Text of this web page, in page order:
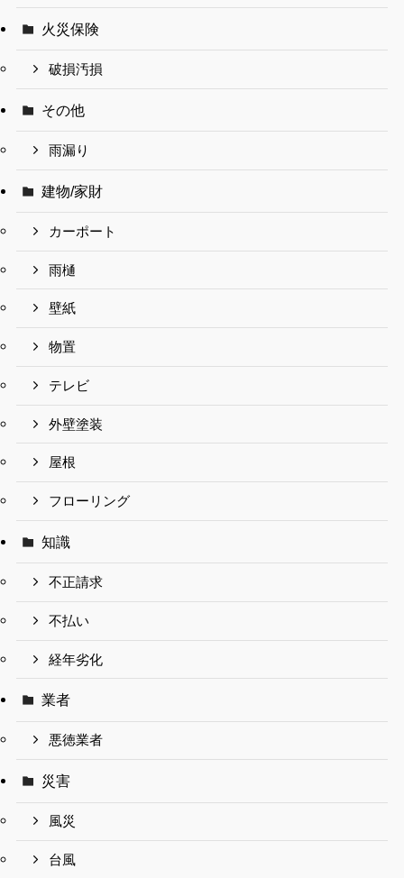
火災保険
破損汚損
その他
雨漏り
建物/家財
カーポート
雨樋
壁紙
物置
テレビ
外壁塗装
屋根
フローリング
知識
不正請求
不払い
経年劣化
業者
悪徳業者
災害
風災
台風